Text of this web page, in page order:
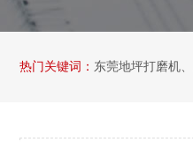
热门关键词： 东莞地坪打磨机、